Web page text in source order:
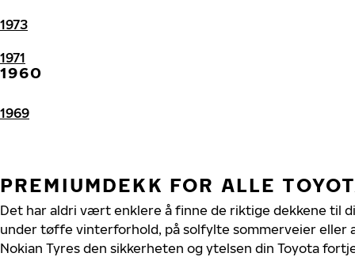
1973
1971
1960
1969
PREMIUMDEKK FOR ALLE
Det har aldri vært enklere å finne de riktige dekkene til
under tøffe vinterforhold, på solfylte sommerveier eller
Nokian Tyres den sikkerheten og ytelsen din Toyota